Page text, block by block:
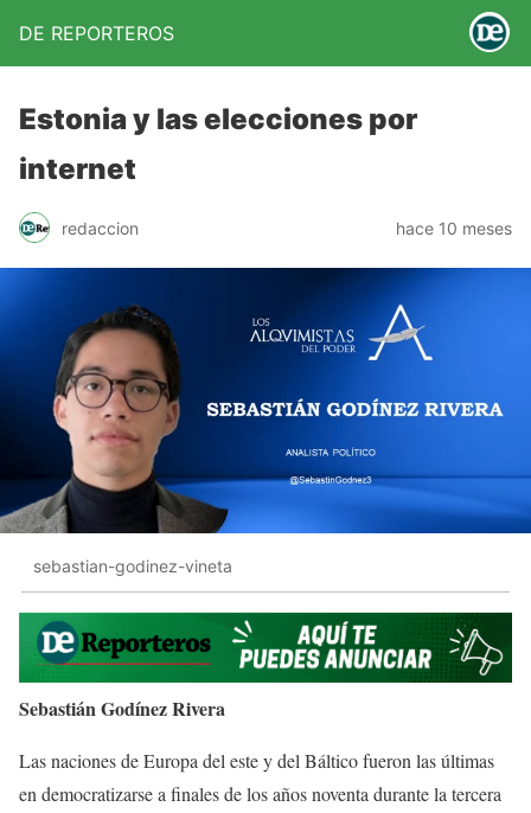
DE REPORTEROS
Estonia y las elecciones por
internet
redaccion hace 10 meses
sebastian-godinez-vineta
Sebastián Godínez Rivera
Las naciones de Europa del este y del Báltico fueron las últimas
en democratizarse a finales de los años noventa durante la tercera